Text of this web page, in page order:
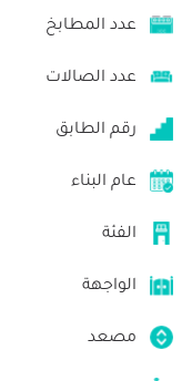
عدد المطابخ
عدد الصالات
رقم الطابق
عام البناء
الفئة
الواجهة
مصعد